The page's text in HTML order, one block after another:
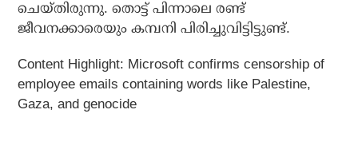
ചെയ്തിരുന്നു. തൊട്ട് പിന്നാലെ രണ്ട്
ജീവനക്കാരെയും കമ്പനി പിരിച്ചുവിട്ടിട്ടുണ്ട്.
Content Highlight: Microsoft confirms censorship of
employee emails containing words like Palestine,
Gaza, and genocide